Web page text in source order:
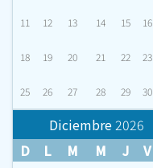
11 12 13 14 15 16
18 19 20 21 22 23
25 26 27 28 29 30
Diciembre2026
D
L M M J V